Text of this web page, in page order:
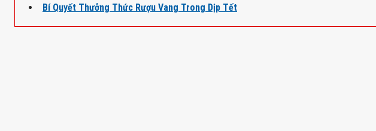
Bí Quyết Thưởng Thức Rượu Vang Trong Dịp Tết